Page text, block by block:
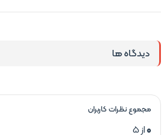
دیدگاه ها
مجموع نظرات کاربران
0از 5